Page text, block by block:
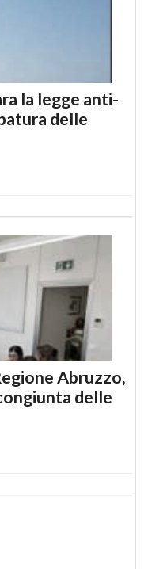
la legge anti-
delle
Abruzzo,
delle